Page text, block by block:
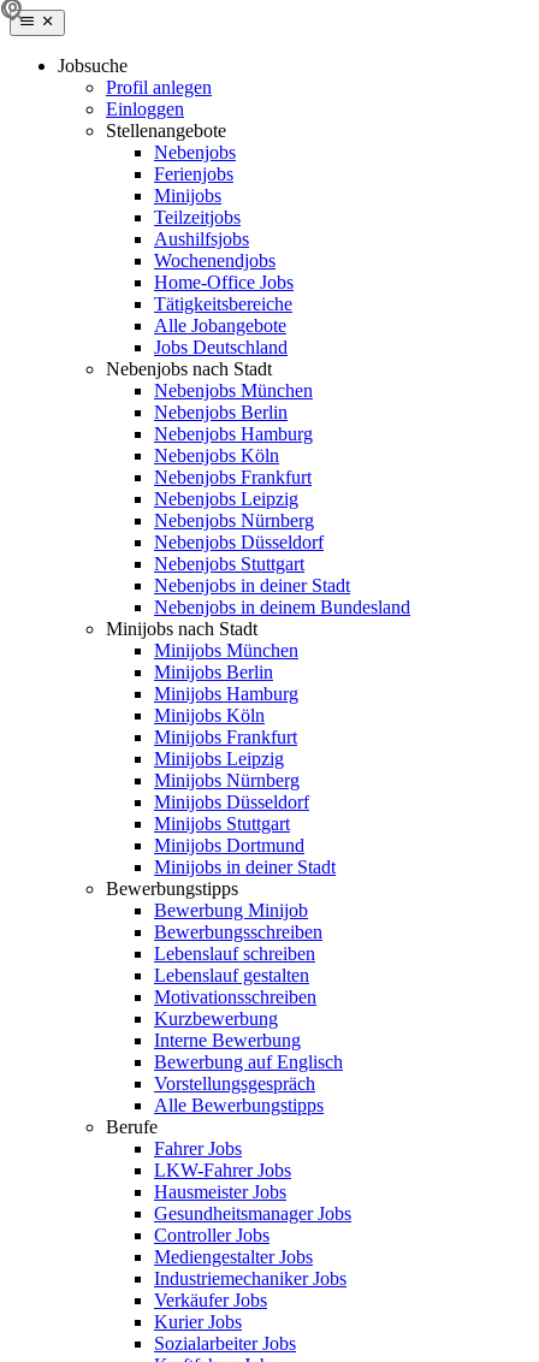
Jobsuche
Profil anlegen
Einloggen
Stellenangebote
Nebenjobs
Ferienjobs
Minijobs
Teilzeitjobs
Aushilfsjobs
Wochenendjobs
Home-Office Jobs
Tätigkeitsbereiche
Alle Jobangebote
Jobs Deutschland
Nebenjobs nach Stadt
Nebenjobs München
Nebenjobs Berlin
Nebenjobs Hamburg
Nebenjobs Köln
Nebenjobs Frankfurt
Nebenjobs Leipzig
Nebenjobs Nürnberg
Nebenjobs Düsseldorf
Nebenjobs Stuttgart
Nebenjobs in deiner Stadt
Nebenjobs in deinem Bundesland
Minijobs nach Stadt
Minijobs München
Minijobs Berlin
Minijobs Hamburg
Minijobs Köln
Minijobs Frankfurt
Minijobs Leipzig
Minijobs Nürnberg
Minijobs Düsseldorf
Minijobs Stuttgart
Minijobs Dortmund
Minijobs in deiner Stadt
Bewerbungstipps
Bewerbung Minijob
Bewerbungsschreiben
Lebenslauf schreiben
Lebenslauf gestalten
Motivationsschreiben
Kurzbewerbung
Interne Bewerbung
Bewerbung auf Englisch
Vorstellungsgespräch
Alle Bewerbungstipps
Berufe
Fahrer Jobs
LKW-Fahrer Jobs
Hausmeister Jobs
Gesundheitsmanager Jobs
Controller Jobs
Mediengestalter Jobs
Industriemechaniker Jobs
Verkäufer Jobs
Kurier Jobs
Sozialarbeiter Jobs